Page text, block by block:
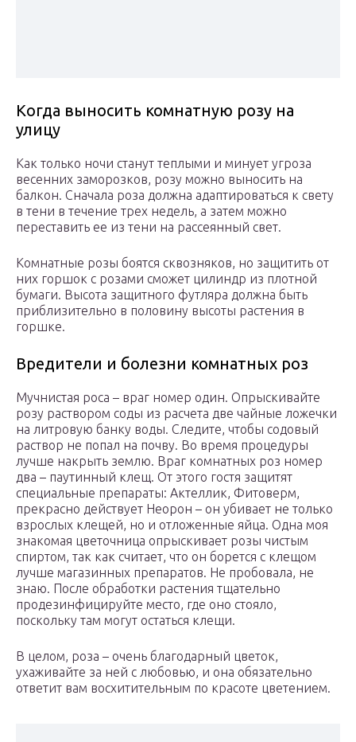
Когда выносить комнатную розу на
улицу
Как только ночи станут теплыми и минует угроза
весенних заморозков, розу можно выносить на
балкон. Сначала роза должна адаптироваться к свету
в тени в течение трех недель, а затем можно
переставить ее из тени на рассеянный свет.
Комнатные розы боятся сквозняков, но защитить от
них горшок с розами сможет цилиндр из плотной
бумаги. Высота защитного футляра должна быть
приблизительно в половину высоты растения в
горшке.
Вредители и болезни комнатных роз
Мучнистая роса – враг номер один. Опрыскивайте
розу раствором соды из расчета две чайные ложечки
на литровую банку воды. Следите, чтобы содовый
раствор не попал на почву. Во время процедуры
лучше накрыть землю. Враг комнатных роз номер
два – паутинный клещ. От этого гостя защитят
специальные препараты: Актеллик, Фитоверм,
прекрасно действует Неорон – он убивает не только
взрослых клещей, но и отложенные яйца. Одна моя
знакомая цветочница опрыскивает розы чистым
спиртом, так как считает, что он борется с клещом
лучше магазинных препаратов. Не пробовала, не
знаю. После обработки растения тщательно
продезинфицируйте место, где оно стояло,
поскольку там могут остаться клещи.
В целом, роза – очень благодарный цветок,
ухаживайте за ней с любовью, и она обязательно
ответит вам восхитительным по красоте цветением.